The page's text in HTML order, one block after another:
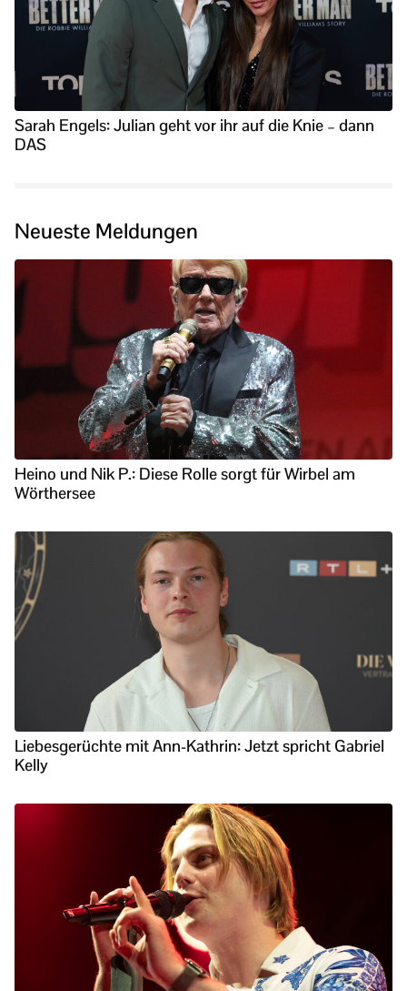
Sarah Engels: Julian geht vor ihr auf die Knie – dann
DAS
Neueste Meldungen
Heino und Nik P.: Diese Rolle sorgt für Wirbel am
Wörthersee
Liebesgerüchte mit Ann-Kathrin: Jetzt spricht Gabriel
Kelly